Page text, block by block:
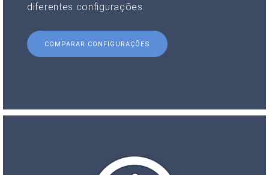
diferentes configurações.
COMPARAR CONFIGURAÇÕES